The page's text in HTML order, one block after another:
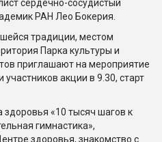
сердечно-сосудистый
РАН Лео Бокерия.
традиции, местом
Парка культуры и
приглашают на мероприятие
акции в 9.30, старт
здоровья «10 тысяч шагов к
гимнастика»,
здоровья, знакомство с